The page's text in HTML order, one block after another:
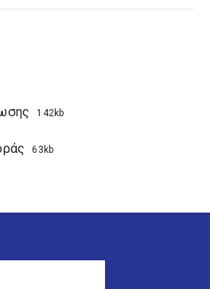
142kb
63kb